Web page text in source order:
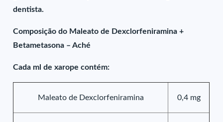
dentista.
Composição do Maleato de Dexclorfeniramina +
Betametasona – Aché
Cada ml de xarope contém:
Maleato de Dexclorfeniramina 0,4 mg